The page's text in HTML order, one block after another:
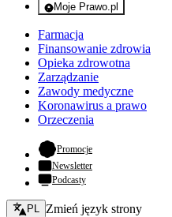
Moje Prawo.pl
- rejestracja i
Farmacja
Finansowanie zdrowia
Opieka zdrowotna
Zarządzanie
Zawody medyczne
Koronawirus a prawo
Orzeczenia
Promocje- otwiera się w nowej
Newsletter
Podcasty
Zmień język - bieżący:
PL Zmień język strony